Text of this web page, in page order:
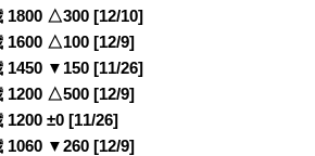
△300 [12/10]
△100 [12/9]
▼150 [11/26]
△500 [12/9]
±0 [11/26]
▼260 [12/9]